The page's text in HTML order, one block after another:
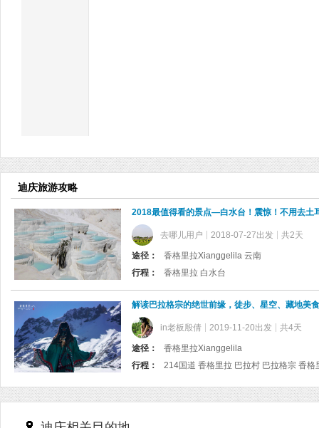
迪庆旅游攻略
2018最值得看的景点—白水台！震惊！不用去土
去哪儿用户 2018-07-27出发 共2天
途径：
香格里拉Xianggelila 云南
行程：
香格里拉 白水台
解读巴拉格宗的绝世前缘，徒步、星空、藏地美
in老板殷倩 2019-11-20出发 共4天
途径：
香格里拉Xianggelila
行程：